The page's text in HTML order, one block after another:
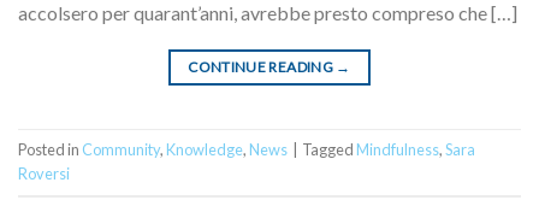
accolsero per quarant’anni, avrebbe presto compreso che […]
CONTINUE READING →
Posted in Community, Knowledge, News Tagged Mindfulness,Sara
Roversi